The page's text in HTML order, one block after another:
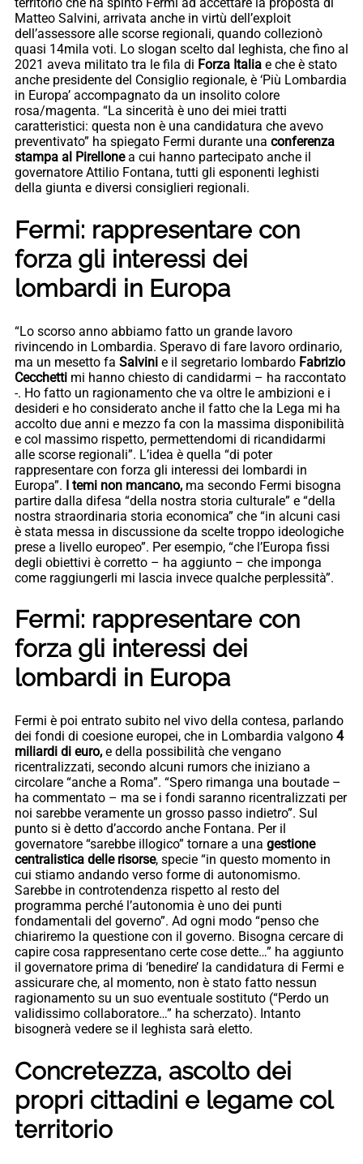
Matteo Salvini, arrivata anche in virtù dell’exploit
dell’assessore alle scorse regionali, quando collezionò
quasi 14mila voti. Lo slogan scelto dal leghista, che fino al
2021 aveva militato tra le fila di Forza Italia e che è stato
anche presidente del Consiglio regionale, è ‘Più Lombardia
in Europa’ accompagnato da un insolito colore
rosa/magenta. “La sincerità è uno dei miei tratti
caratteristici: questa non è una candidatura che avevo
preventivato” ha spiegato Fermi durante una conferenza
stampa al Pirellonea cui hanno partecipato anche il
governatore Attilio Fontana, tutti gli esponenti leghisti
della giunta e diversi consiglieri regionali.
Fermi: rappresentare con
forza gli interessi dei
lombardi in Europa
“Lo scorso anno abbiamo fatto un grande lavoro
rivincendo in Lombardia. Speravo di fare lavoro ordinario,
ma un mesetto fa Salvini e il segretario lombardo Fabrizio
Cecchetti mi hanno chiesto di candidarmi – ha raccontato
-. Ho fatto un ragionamento che va oltre le ambizioni e i
desideri e ho considerato anche il fatto che la Lega mi ha
accolto due anni e mezzo fa con la massima disponibilità
e col massimo rispetto, permettendomi di ricandidarmi
alle scorse regionali”. L’idea è quella “di poter
rappresentare con forza gli interessi dei lombardi in
Europa”. I temi non mancano, ma secondo Fermi bisogna
partire dalla difesa “della nostra storia culturale” e “della
nostra straordinaria storia economica” che “in alcuni casi
è stata messa in discussione da scelte troppo ideologiche
prese a livello europeo”. Per esempio, “che l’Europa fissi
degli obiettivi è corretto – ha aggiunto – che imponga
come raggiungerli mi lascia invece qualche perplessità”.
Fermi: rappresentare con
forza gli interessi dei
lombardi in Europa
Fermi è poi entrato subito nel vivo della contesa, parlando
dei fondi di coesione europei, che in Lombardia valgono 4
miliardi di euro, e della possibilità che vengano
ricentralizzati, secondo alcuni rumors che iniziano a
circolare “anche a Roma”. “Spero rimanga una boutade –
ha commentato – ma se i fondi saranno ricentralizzati per
noi sarebbe veramente un grosso passo indietro”. Sul
punto si è detto d’accordo anche Fontana. Per il
governatore “sarebbe illogico” tornare a una gestione
centralistica delle risorse, specie “in questo momento in
cui stiamo andando verso forme di autonomismo.
Sarebbe in controtendenza rispetto al resto del
programma perché l’autonomia è uno dei punti
fondamentali del governo”. Ad ogni modo “penso che
chiariremo la questione con il governo. Bisogna cercare di
capire cosa rappresentano certe cose dette…” ha aggiunto
il governatore prima di ‘benedire’ la candidatura di Fermi e
assicurare che, al momento, non è stato fatto nessun
ragionamento su un suo eventuale sostituto (“Perdo un
validissimo collaboratore…” ha scherzato). Intanto
bisognerà vedere se il leghista sarà eletto.
Concretezza, ascolto dei
propri cittadini e legame col
territorio